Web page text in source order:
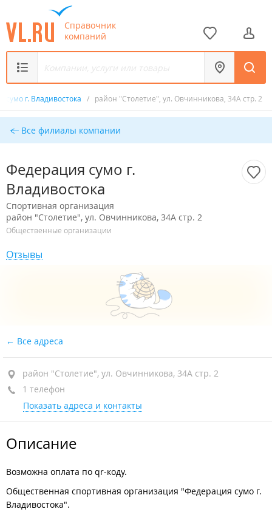
Справочник
компаний
сумо г. Владивостока / район "Столетие", ул. Овчинникова, 34А стр. 2
Все филиалы компании
Федерация сумо г.
Владивостока
Спортивная организация
район "Столетие", ул. Овчинникова, 34А стр. 2
Общественные организации
Отзывы
Все адреса
район "Столетие", ул. Овчинникова, 34А стр. 2
1 телефон
Показать адреса и контакты
Описание
Возможна оплата по qr-коду.
Общественная спортивная организация "Федерация сумо г.
Владивостока".